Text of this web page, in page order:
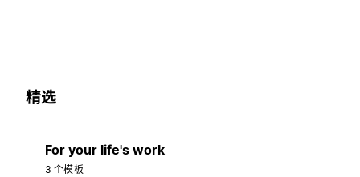
精选
For your life's work
3 个模板